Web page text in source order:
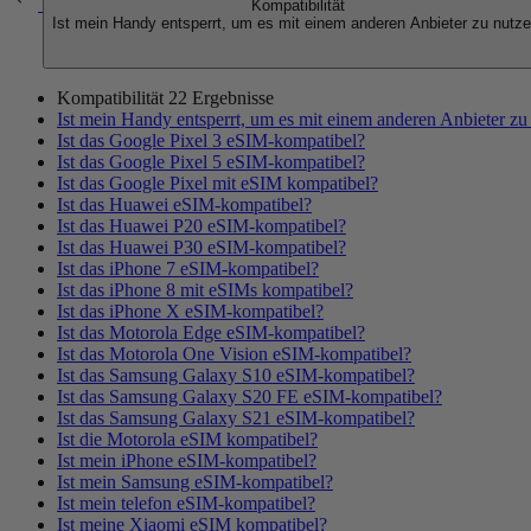
Kompatibilität
Ist mein Handy entsperrt, um es mit einem anderen Anbieter zu
Kompatibilität 22 Ergebnisse
Ist mein Handy entsperrt, um es mit einem anderen Anbieter zu
Ist das Google Pixel 3 eSIM-kompatibel?
Ist das Google Pixel 5 eSIM-kompatibel?
Ist das Google Pixel mit eSIM kompatibel?
Ist das Huawei eSIM-kompatibel?
Ist das Huawei P20 eSIM-kompatibel?
Ist das Huawei P30 eSIM-kompatibel?
Ist das iPhone 7 eSIM-kompatibel?
Ist das iPhone 8 mit eSIMs kompatibel?
Ist das iPhone X eSIM-kompatibel?
Ist das Motorola Edge eSIM-kompatibel?
Ist das Motorola One Vision eSIM-kompatibel?
Ist das Samsung Galaxy S10 eSIM-kompatibel?
Ist das Samsung Galaxy S20 FE eSIM-kompatibel?
Ist das Samsung Galaxy S21 eSIM-kompatibel?
Ist die Motorola eSIM kompatibel?
Ist mein iPhone eSIM-kompatibel?
Ist mein Samsung eSIM-kompatibel?
Ist mein telefon eSIM-kompatibel?
Ist meine Xiaomi eSIM kompatibel?